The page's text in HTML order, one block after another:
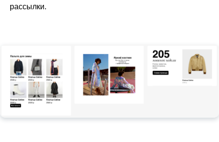
рассылки.